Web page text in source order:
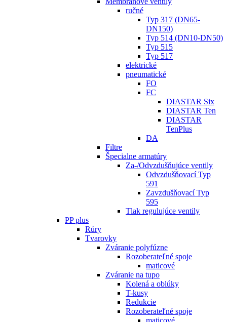
ručné
Typ 317 (DN65-
DN150)
Typ 514 (DN10-DN50)
Typ 515
Typ 517
elektrické
pneumatické
FO
FC
DIASTAR Six
DIASTAR Ten
DIASTAR
TenPlus
DA
Filtre
Špecialne armatúry
Za-/Odvzdušňujúce ventily
Odvzdušňovací Typ
591
Zavzdušňovací Typ
595
Tlak regulujúce ventily
PP plus
Rúry
Tvarovky
Zváranie polyfúzne
Rozoberateľné spoje
maticové
Zváranie na tupo
Kolená a oblúky
T-kusy
Redukcie
Rozoberateľné spoje
maticové